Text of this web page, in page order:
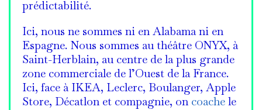
prédictabilité.
Ici, nous ne sommes ni en Alabama ni en
Espagne. Nous sommes au théâtre ONYX, à
Saint-Herblain, au centre de la plus grande
zone commerciale de l’Ouest de la France.
Ici, face à IKEA, Leclerc, Boulanger, Apple
Store, Décatlon et compagnie, on coache le